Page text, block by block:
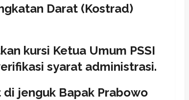
Darat (Kostrad)
kursi Ketua Umum PSSI
syarat administrasi.
jenguk Bapak Prabowo